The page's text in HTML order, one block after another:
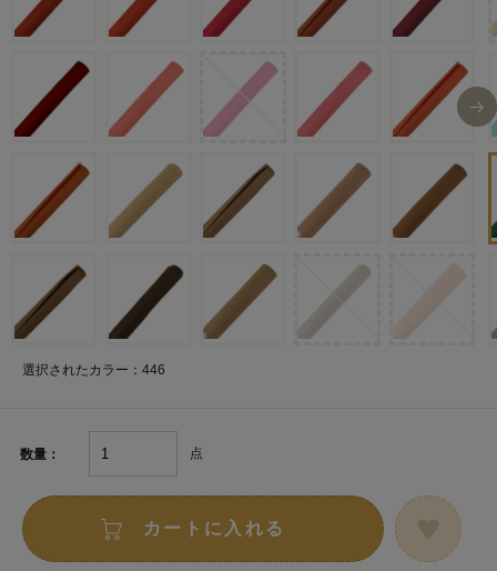
選択されたカラー：446
数量： 点
カートに入れる